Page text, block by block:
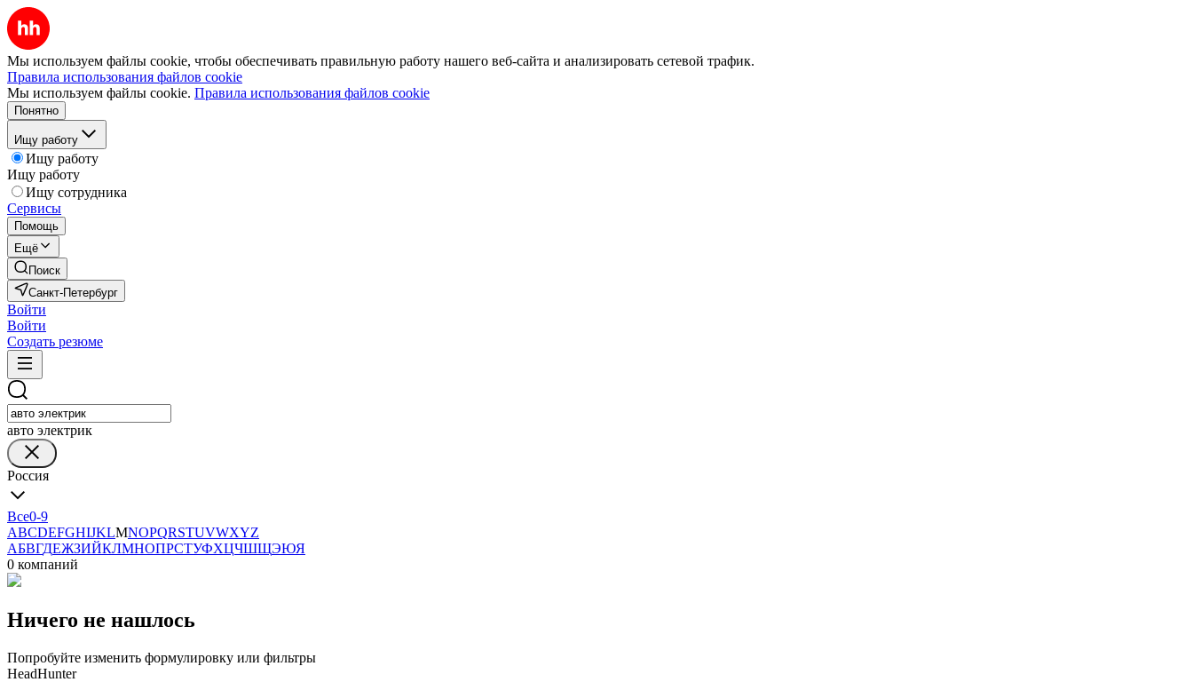
Мы используем файлы cookie, чтобы обеспечивать правильную работу нашего веб-сайта и анализировать сетевой трафик.
Правила использования файлов cookie
Мы используем файлы cookie. Правила использования файлов cookie
Понятно
Ищу работу
Ищу работу
Ищу работу
Ищу сотрудника
Сервисы
Помощь
Ещё
Поиск
Санкт-Петербург
Войти
Войти
Создать резюме
авто электрик
Россия
Все0-9
ABCDEFGHIJKLMNOPQRSTUVWXYZ
АБВГДЕЖЗИЙКЛМНОПРСТУФХЦЧШЩЭЮЯ
0 компаний
Ничего не нашлось
Попробуйте изменить формулировку или фильтры
HeadHunter